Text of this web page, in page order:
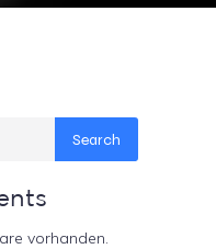
Search
vorhanden.